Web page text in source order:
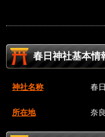
春日神社基本情
神社名称 春
所在地 奈